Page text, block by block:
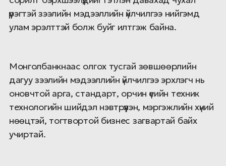
үүрэгтэй зээлийн мэдээллийн үйлчилгээ нийгэмд
улам эрэлттэй болж буйг илтгэж байна.
Монголбанкнаас олгох тусгай зөвшөөрлийн
дагуу зээлийн мэдээллийн үйлчилгээ эрхлэгч нь
оновчтой арга, стандарт, орчин үеийн техник
технологийн шийдэл нэвтрүүлэн, мэргэжлийн хүний
нөөцтэй, тогтвортой бизнес загвартай байх
учиртай.